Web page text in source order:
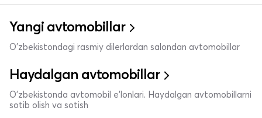
Yangi avtomobillar
O'zbekistondagi rasmiy dilerlardan salondan avtomobillar
Haydalgan avtomobillar
O'zbekistonda avtomobil e’lonlari. Haydalgan avtomobillarni
sotib olish va sotish